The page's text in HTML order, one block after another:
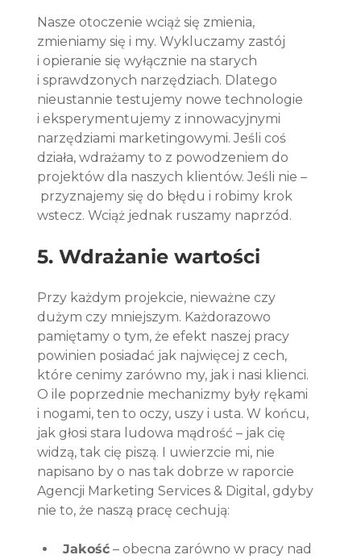
Nasze otoczenie wciąż się zmienia,
zmieniamy się i my. Wykluczamy zastój
i opieranie się wyłącznie na starych
i sprawdzonych narzędziach. Dlatego
nieustannie testujemy nowe technologie
i eksperymentujemy z innowacyjnymi
narzędziami marketingowymi. Jeśli coś
działa, wdrażamy to z powodzeniem do
projektów dla naszych klientów. Jeśli nie –
przyznajemy się do błędu i robimy krok
wstecz. Wciąż jednak ruszamy naprzód.
5. Wdrażanie wartości
Przy każdym projekcie, nieważne czy
dużym czy mniejszym. Każdorazowo
pamiętamy o tym, że efekt naszej pracy
powinien posiadać jak najwięcej z cech,
które cenimy zarówno my, jak i nasi klienci.
O ile poprzednie mechanizmy były rękami
i nogami, ten to oczy, uszy i usta. W końcu,
jak głosi stara ludowa mądrość – jak cię
widzą, tak cię piszą. I uwierzcie mi, nie
napisano by o nas tak dobrze w raporcie
Agencji Marketing Services & Digital, gdyby
nie to, że naszą pracę cechują:
Jakość – obecna zarówno w pracy nad